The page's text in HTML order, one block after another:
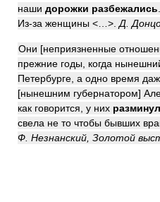
наши дорожки разбежались
Из-за женщины <…>. Д.
Они [неприязненные
прежние годы, когда
Петербурге, а одно время
[нынешним губернатором]
как говорится, у них
свела не то чтобы бывших
Ф. Незнанский, Золотой